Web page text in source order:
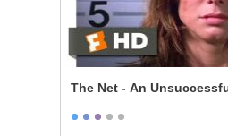
The Net - An